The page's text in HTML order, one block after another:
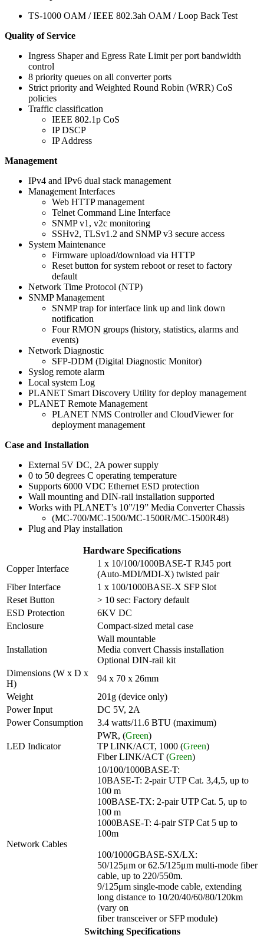
TS-1000 OAM / IEEE 802.3ah OAM / Loop Back Test
Quality of Service
Ingress Shaper and Egress Rate Limit per port bandwidth
control
8 priority queues on all converter ports
Strict priority and Weighted Round Robin (WRR) CoS
policies
Traffic classification
IEEE 802.1p CoS
IP DSCP
IP Address
Management
IPv4 and IPv6 dual stack management
Management Interfaces
Web HTTP management
Telnet Command Line Interface
SNMP v1, v2c monitoring
SSHv2, TLSv1.2 and SNMP v3 secure access
System Maintenance
Firmware upload/download via HTTP
Reset button for system reboot or reset to factory
default
Network Time Protocol (NTP)
SNMP Management
SNMP trap for interface link up and link down
notification
Four RMON groups (history, statistics, alarms and
events)
Network Diagnostic
SFP-DDM (Digital Diagnostic Monitor)
Syslog remote alarm
Local system Log
PLANET Smart Discovery Utility for deploy management
PLANET Remote Management
PLANET NMS Controller and CloudViewer for
deployment management
Case and Installation
External 5V DC, 2A power supply
0 to 50 degrees C operating temperature
Supports 6000 VDC Ethernet ESD protection
Wall mounting and DIN-rail installation supported
Works with PLANET’s 10”/19” Media Converter Chassis
(MC-700/MC-1500/MC-1500R/MC-1500R48)
Plug and Play installation
Hardware Specifications
Copper Interface
1 x 10/100/1000BASE-T RJ45 port
(Auto-MDI/MDI-X) twisted pair
Fiber Interface
1 x 100/1000BASE-X SFP Slot
Reset Button
> 10 sec: Factory default
ESD Protection
6KV DC
Enclosure
Compact-sized metal case
Installation
Wall mountable
Media convert Chassis installation
Optional DIN-rail kit
Dimensions (W x D x
H)
94 x 70 x 26mm
Weight
201g (device only)
Power Input
DC 5V, 2A
Power Consumption
3.4 watts/11.6 BTU (maximum)
LED Indicator
PWR, (Green)
TP LINK/ACT, 1000 (Green)
Fiber LINK/ACT (Green)
Network Cables
10/100/1000BASE-T:
10BASE-T: 2-pair UTP Cat. 3,4,5, up to
100 m
100BASE-TX: 2-pair UTP Cat. 5, up to
100 m
1000BASE-T: 4-pair STP Cat 5 up to
100m
100/1000GBASE-SX/LX:
50/125μm or 62.5/125μm multi-mode fiber
cable, up to 220/550m.
9/125μm single-mode cable, extending
long distance to 10/20/40/60/80/120km
(vary on
fiber transceiver or SFP module)
Switching Specifications